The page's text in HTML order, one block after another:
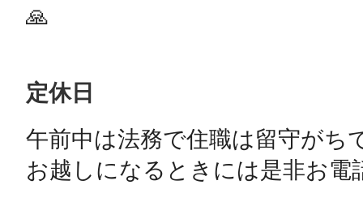
🙏
定休日
午前中は法務で住職は留守がち
お越しになるときには是非お電